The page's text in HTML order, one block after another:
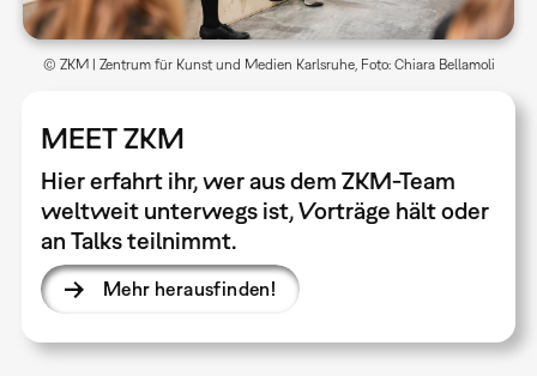
MEET ZKM
Hier erfahrt ihr, wer aus dem ZKM-Team
weltweit unterwegs ist, Vorträge hält oder
an Talks teilnimmt.
Mehr herausfinden!
© ZKM | Zentrum für Kunst und Medien Karlsruhe, Foto: Chiara Bellamoli